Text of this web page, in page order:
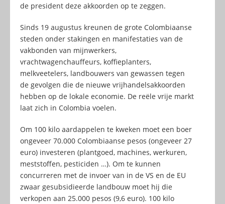
de president deze akkoorden op te zeggen.
Sinds 19 augustus kreunen de grote Colombiaanse
steden onder stakingen en manifestaties van de
vakbonden van mijnwerkers,
vrachtwagenchauffeurs, koffieplanters,
melkveetelers, landbouwers van gewassen tegen
de gevolgen die de nieuwe vrijhandelsakkoorden
hebben op de lokale economie. De reële vrije markt
laat zich in Colombia voelen.
Om 100 kilo aardappelen te kweken moet een boer
ongeveer 70.000 Colombiaanse pesos (ongeveer 27
euro) investeren (plantgoed, machines, werkuren,
meststoffen, pesticiden …). Om te kunnen
concurreren met de invoer van in de VS en de EU
zwaar gesubsidieerde landbouw moet hij die
verkopen aan 25.000 pesos (9,6 euro). 100 kilo